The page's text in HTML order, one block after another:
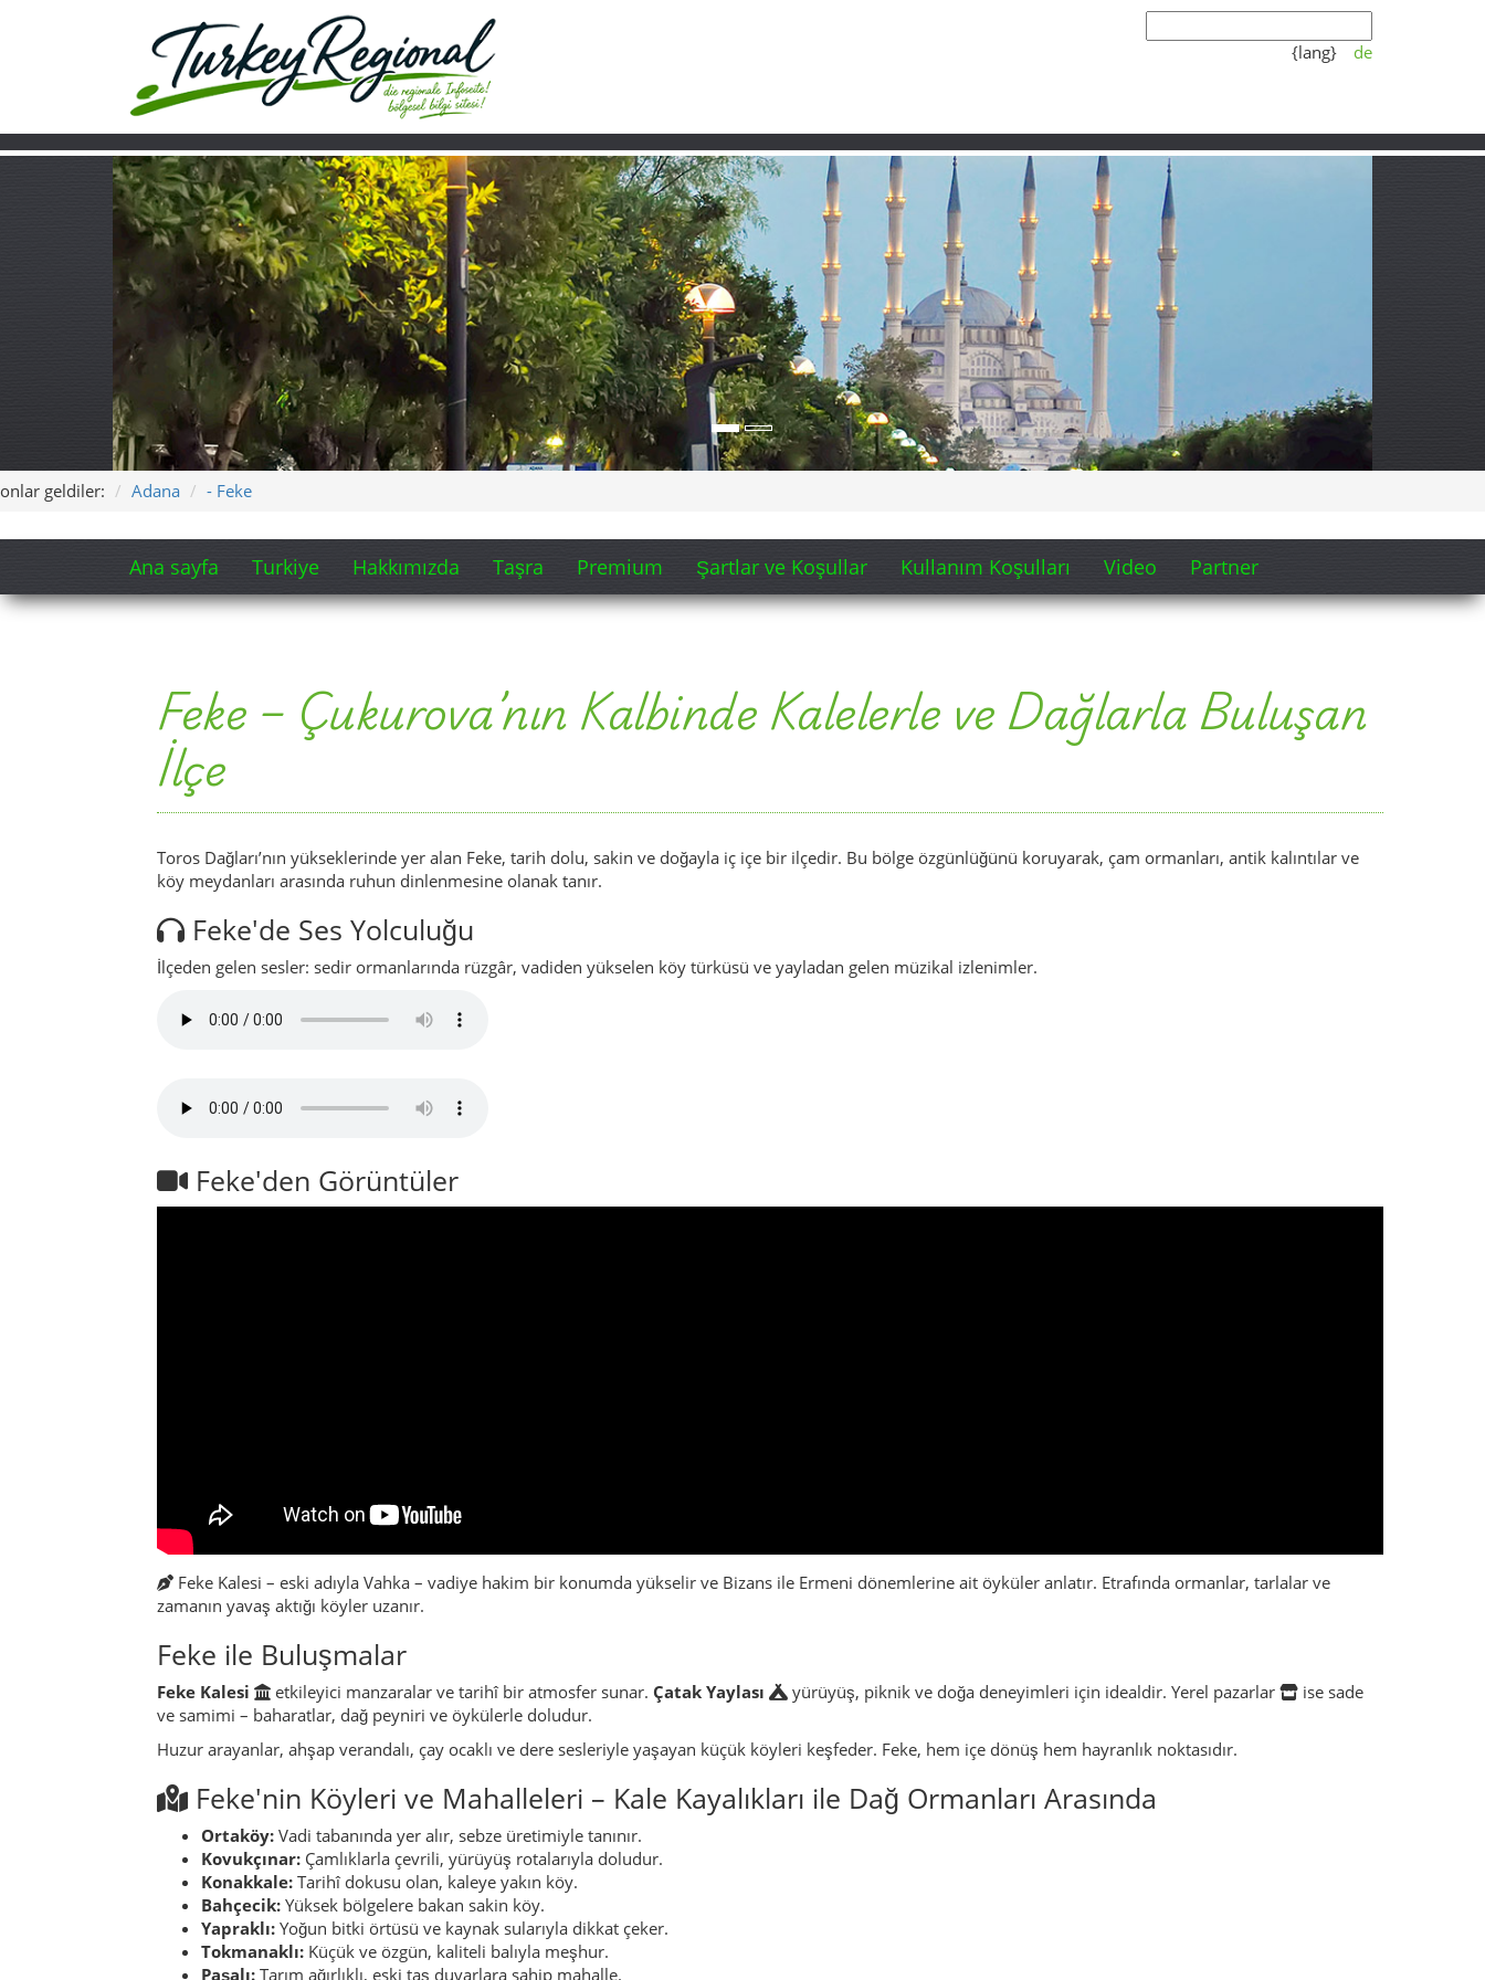
{lang} de
onlar geldiler: Adana - Feke
Ana sayfa Turkiye Hakkımızda Taşra Premium Şartlar ve Koşullar Kullanım Koşulları Video Partner
Feke – Çukurova’nın Kalbinde Kalelerle ve Dağlarla Buluşan
İlçe
Toros Dağları’nın yükseklerinde yer alan Feke, tarih dolu, sakin ve doğayla iç içe bir ilçedir. Bu bölge özgünlüğünü koruyarak, çam ormanları, antik kalıntılar ve
köy meydanları arasında ruhun dinlenmesine olanak tanır.
Feke'de Ses Yolculuğu
İlçeden gelen sesler: sedir ormanlarında rüzgâr, vadiden yükselen köy türküsü ve yayladan gelen müzikal izlenimler.
Feke'den Görüntüler
Feke Kalesi – eski adıyla Vahka – vadiye hakim bir konumda yükselir ve Bizans ile Ermeni dönemlerine ait öyküler anlatır. Etrafında ormanlar, tarlalar ve
zamanın yavaş aktığı köyler uzanır.
Feke ile Buluşmalar
Feke Kalesi etkileyici manzaralar ve tarihî bir atmosfer sunar. Çatak Yaylası yürüyüş, piknik ve doğa deneyimleri için idealdir. Yerel pazarlar
ise sade
ve samimi – baharatlar, dağ peyniri ve öykülerle doludur.
Huzur arayanlar, ahşap verandalı, çay ocaklı ve dere sesleriyle yaşayan küçük köyleri keşfeder. Feke, hem içe dönüş hem hayranlık noktasıdır.
Feke'nin Köyleri ve Mahalleleri – Kale Kayalıkları ile Dağ Ormanları Arasında
Ortaköy: Vadi tabanında yer alır, sebze üretimiyle tanınır.
Kovukçınar: Çamlıklarla çevrili, yürüyüş rotalarıyla doludur.
Konakkale: Tarihî dokusu olan, kaleye yakın köy.
Bahçecik: Yüksek bölgelere bakan sakin köy.
Yapraklı: Yoğun bitki örtüsü ve kaynak sularıyla dikkat çeker.
Tokmanaklı: Küçük ve özgün, kaliteli balıyla meşhur.
Paşalı: Tarım ağırlıklı, eski taş duvarlara sahip mahalle.